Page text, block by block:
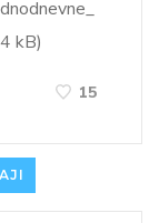
kB)
15